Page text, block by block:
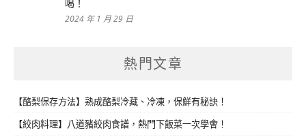
喝！
2024 年 1 月 29 日
熱門文章
【酪梨保存方法】熟成酪梨冷藏、冷凍，保鮮有秘訣！
【絞肉料理】八道豬絞肉食譜，熱門下飯菜一次學會！